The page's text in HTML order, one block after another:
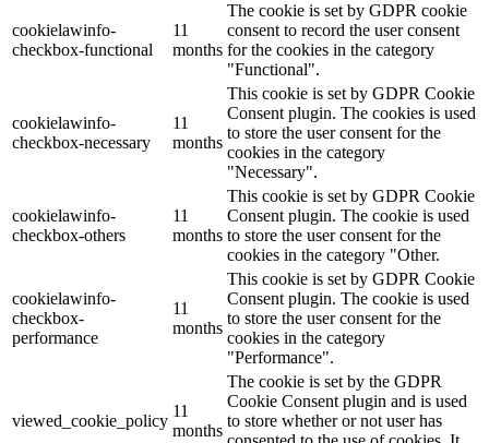
cookielawinfo-
checkbox-functional
11
months
The cookie is set by GDPR cookie
consent to record the user consent
for the cookies in the category
"Functional".
cookielawinfo-
checkbox-necessary
11
months
This cookie is set by GDPR Cookie
Consent plugin. The cookies is used
to store the user consent for the
cookies in the category
"Necessary".
cookielawinfo-
checkbox-others
11
months
This cookie is set by GDPR Cookie
Consent plugin. The cookie is used
to store the user consent for the
cookies in the category "Other.
cookielawinfo-
checkbox-
performance
11
months
This cookie is set by GDPR Cookie
Consent plugin. The cookie is used
to store the user consent for the
cookies in the category
"Performance".
viewed_cookie_policy
11
months
The cookie is set by the GDPR
Cookie Consent plugin and is used
to store whether or not user has